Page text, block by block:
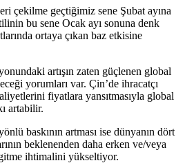
çekilme geçtiğimiz sene Şubat ayına
bu sene Ocak ayı sonuna denk
ortaya çıkan baz etkisine
artışın zaten güçlenen global
yorumları var. Çin’de ihracatçı
fiyatlara yansıtmasıyla global
artabilir.
baskının artması ise dünyanın dört
beklenenden daha erken ve/veya
gitme ihtimalini yükseltiyor.